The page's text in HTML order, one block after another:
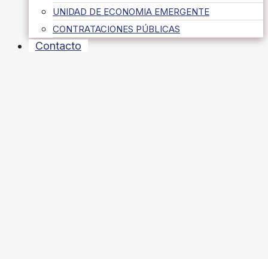
UNIDAD DE ECONOMIA EMERGENTE
CONTRATACIONES PÚBLICAS
Contacto